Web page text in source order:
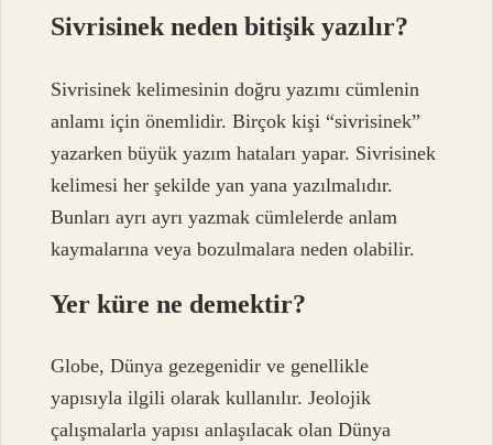
Sivrisinek neden bitişik yazılır?
Sivrisinek kelimesinin doğru yazımı cümlenin
anlamı için önemlidir. Birçok kişi “sivrisinek”
yazarken büyük yazım hataları yapar. Sivrisinek
kelimesi her şekilde yan yana yazılmalıdır.
Bunları ayrı ayrı yazmak cümlelerde anlam
kaymalarına veya bozulmalara neden olabilir.
Yer küre ne demektir?
Globe, Dünya gezegenidir ve genellikle
yapısıyla ilgili olarak kullanılır. Jeolojik
çalışmalarla yapısı anlaşılacak olan Dünya